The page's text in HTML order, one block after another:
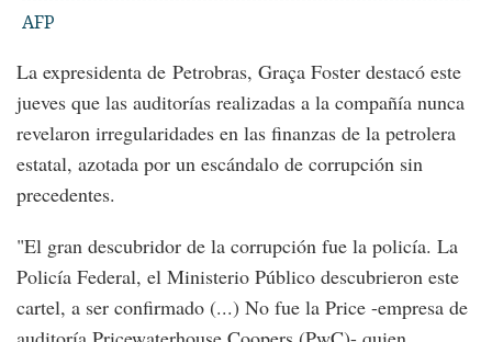
AFP
La expresidenta de Petrobras, Graça Foster destacó este
jueves que las auditorías realizadas a la compañía nunca
revelaron irregularidades en las finanzas de la petrolera
estatal, azotada por un escándalo de corrupción sin
precedentes.
"El gran descubridor de la corrupción fue la policía. La
Policía Federal, el Ministerio Público descubrieron este
cartel, a ser confirmado (...) No fue la Price -empresa de